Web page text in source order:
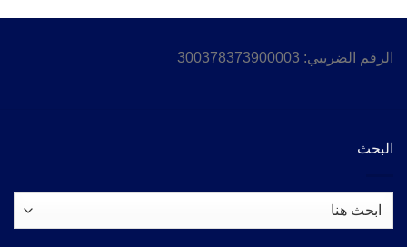
الرقم الضريبي: 300378373900003
البحث